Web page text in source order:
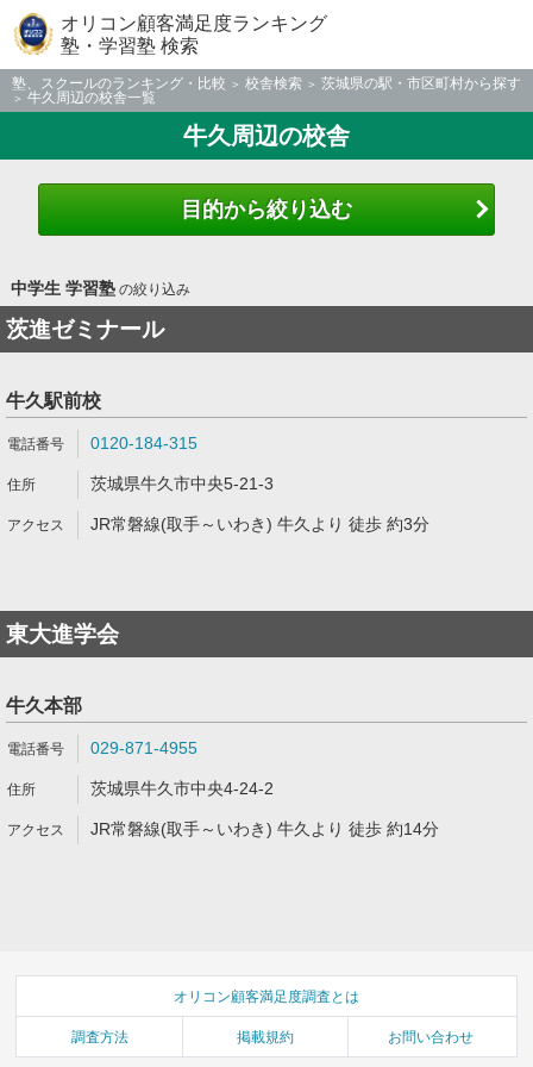
オリコン顧客満足度ランキング
塾・学習塾 検索
塾、スクールのランキング・比較 校舎検索
茨城県の駅・市区町村から探す
牛久周辺の校舎一覧
牛久周辺の校舎
目的から絞り込む
中学生 学習塾の絞り込み
茨進ゼミナール
牛久駅前校
0120-184-315
茨城県牛久市中央5-21-3
JR常磐線(取手～いわき) 牛久より 徒歩 約3分
東大進学会
牛久本部
029-871-4955
茨城県牛久市中央4-24-2
JR常磐線(取手～いわき) 牛久より 徒歩 約14分
オリコン顧客満足度調査とは
調査方法 掲載規約 お問い合わせ